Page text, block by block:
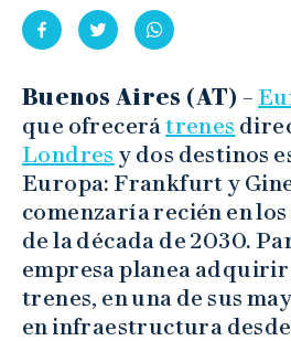
Buenos Aires (AT) –
que ofrecerátrenes
Londres y dos destinos
Europa: Frankfurt y
comenzaría recién en
de la década de 2030.
empresa planea adquirir
trenes, en una de sus
en infraestructura